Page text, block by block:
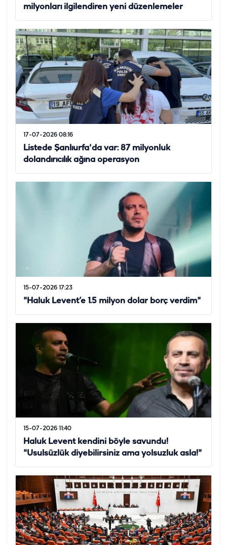
milyonları ilgilendiren yeni düzenlemeler
17-07-2026 08:16
Listede Şanlıurfa'da var: 87 milyonluk
dolandırıcılık ağına operasyon
15-07-2026 17:23
"Haluk Levent’e 1.5 milyon dolar borç verdim"
15-07-2026 11:40
Haluk Levent kendini böyle savundu!
"Usulsüzlük diyebilirsiniz ama yolsuzluk asla!"